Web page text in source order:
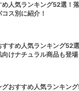
め人気ランキング52選！
ス別に紹介！
すすめ人気ランキング52
向けナチュラル商品も登場
グおすすめ人気ランキン